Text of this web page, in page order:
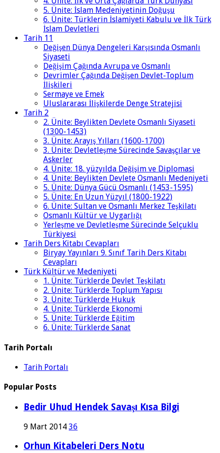
5. Ünite: İslam Medeniyetinin Doğuşu
6. Ünite: Türklerin İslamiyeti Kabulu ve İlk Türk
İslam Devletleri
Tarih 11
Değişen Dünya Dengeleri Karşısında Osmanlı
Siyaseti
Değişim Çağında Avrupa ve Osmanlı
Devrimler Çağında Değişen Devlet-Toplum
İlişkileri
Sermaye ve Emek
Uluslararası İlişkilerde Denge Stratejisi
Tarih 2
2. Ünite: Beylikten Devlete Osmanlı Siyaseti
(1300-1453)
3. Ünite: Arayış Yılları (1600-1700)
3. Ünite: Devletleşme Sürecinde Savaşçılar ve
Askerler
4. Ünite: 18. yüzyılda Değişim ve Diplomasi
4. Ünite: Beylikten Devlete Osmanlı Medeniyeti
5. Ünite: Dünya Gücü Osmanlı (1453-1595)
5. Ünite: En Uzun Yüzyıl (1800-1922)
6. Ünite: Sultan ve Osmanlı Merkez Teşkilatı
Osmanlı Kültür ve Uygarlığı
Yerleşme ve Devletleşme Sürecinde Selçuklu
Türkiyesi
Tarih Ders Kitabı Cevapları
Biryay Yayınları 9. Sınıf Tarih Ders Kitabı
Cevapları
Türk Kültür ve Medeniyeti
1. Ünite: Türklerde Devlet Teşkilatı
2. Ünite: Türklerde Toplum Yapısı
3. Ünite: Türklerde Hukuk
4. Ünite: Türklerde Ekonomi
5. Ünite: Türklerde Eğitim
6. Ünite: Türklerde Sanat
Tarih Portalı
Tarih Portalı
Popular Posts
Bedir Uhud Hendek Savaşı Kısa Bilgi
9 Mart 2014 36
Orhun Kitabeleri Ders Notu